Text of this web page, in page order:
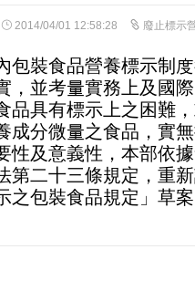
2014/04/01 12:58:28 廢止標示
包裝食品營養標示制
，並考量實務上及國
品具有標示上之困難
成分微量之食品，實
性及意義性，本部依
第二十三條規定，重
之包裝食品規定」草案